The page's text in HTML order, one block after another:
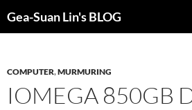
Gea-Suan Lin's BLOG
COMPUTER,MURMURING
IOMEGA 850GB